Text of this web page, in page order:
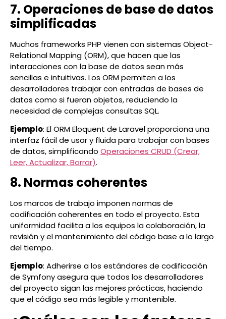
7. Operaciones de base de datos
simplificadas
Muchos frameworks PHP vienen con sistemas Object-
Relational Mapping (ORM), que hacen que las
interacciones con la base de datos sean más
sencillas e intuitivas. Los ORM permiten a los
desarrolladores trabajar con entradas de bases de
datos como si fueran objetos, reduciendo la
necesidad de complejas consultas SQL.
Ejemplo: El ORM Eloquent de Laravel proporciona una
interfaz fácil de usar y fluida para trabajar con bases
de datos, simplificando Operaciones CRUD (Crear,
Leer, Actualizar, Borrar).
8. Normas coherentes
Los marcos de trabajo imponen normas de
codificación coherentes en todo el proyecto. Esta
uniformidad facilita a los equipos la colaboración, la
revisión y el mantenimiento del código base a lo largo
del tiempo.
Ejemplo: Adherirse a los estándares de codificación
de Symfony asegura que todos los desarrolladores
del proyecto sigan las mejores prácticas, haciendo
que el código sea más legible y mantenible.